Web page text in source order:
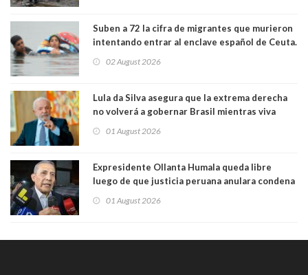
Suben a 72 la cifra de migrantes que murieron
intentando entrar al enclave español de Ceuta.
02 August 2026
Lula da Silva asegura que la extrema derecha
no volverá a gobernar Brasil mientras viva
01 August 2026
Expresidente Ollanta Humala queda libre
luego de que justicia peruana anulara condena
01 August 2026